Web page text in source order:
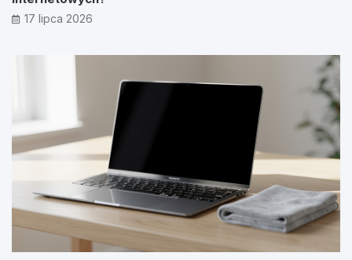
17 lipca 2026